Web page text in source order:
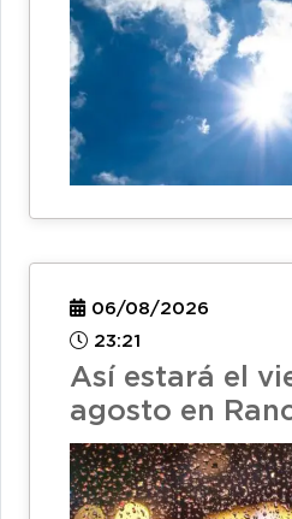
06/08/2026
23:21
Así estará el
agosto en